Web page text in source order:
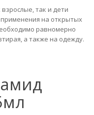
так и дети
применения на открытых
равномерно
а также на одежду.